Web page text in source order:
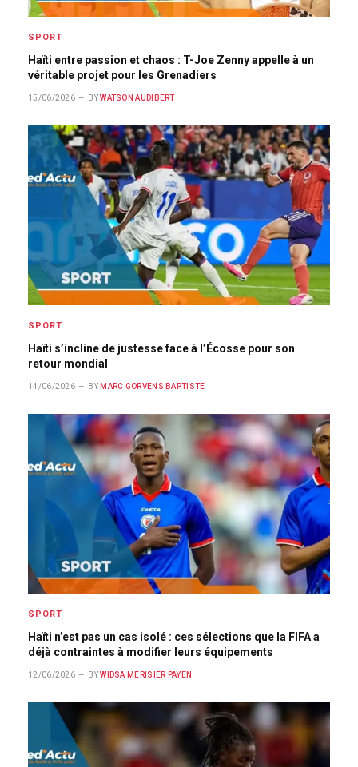
SPORT
Haïti entre passion et chaos : T-Joe Zenny appelle à un
véritable projet pour les Grenadiers
15/06/2026 BY WATSON AUDIBERT
SPORT
Haïti s’incline de justesse face à l’Écosse pour son
retour mondial
14/06/2026 BY MARC GORVENS BAPTISTE
SPORT
Haïti n’est pas un cas isolé : ces sélections que la FIFA a
déjà contraintes à modifier leurs équipements
12/06/2026 BY WIDSA MÉRISIER PAYEN